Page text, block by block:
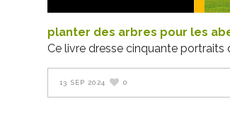
planter des arbres pour les
Ce livre dresse cinquante portraits
13 SEP 2024 0